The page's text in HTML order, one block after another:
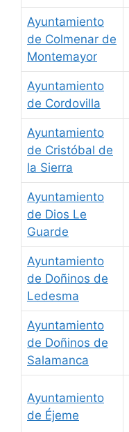
Ayuntamiento
de Colmenar de
Montemayor
Ayuntamiento
de Cordovilla
Ayuntamiento
de Cristóbal de
la Sierra
Ayuntamiento
de Dios Le
Guarde
Ayuntamiento
de Doñinos de
Ledesma
Ayuntamiento
de Doñinos de
Salamanca
Ayuntamiento
de Éjeme